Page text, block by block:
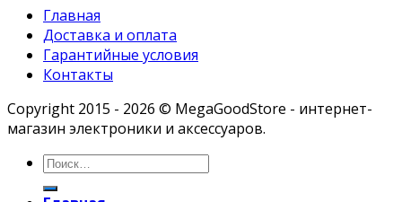
Главная
Доставка и оплата
Гарантийные условия
Контакты
Copyright 2015 - 2026 © MegaGoodStore - интернет-
магазин электроники и аксессуаров.